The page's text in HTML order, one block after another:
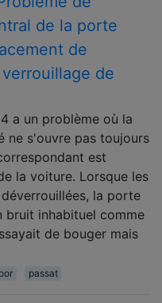
de la porte
de
de
a un problème où la
ne s'ouvre pas toujours
est
la voiture. Lorsque les
la porte
bruit inhabituel comme
de bouger mais
passat